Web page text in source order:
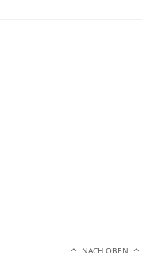
NACH OBEN